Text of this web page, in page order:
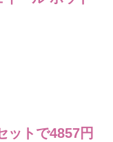
ットで4857円